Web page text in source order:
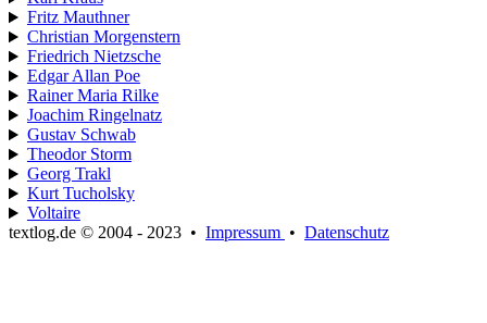
Fritz Mauthner
Christian Morgenstern
Friedrich Nietzsche
Edgar Allan Poe
Rainer Maria Rilke
Joachim Ringelnatz
Gustav Schwab
Theodor Storm
Georg Trakl
Kurt Tucholsky
Voltaire
textlog.de © 2004 - 2023 • Impressum • Datenschutz